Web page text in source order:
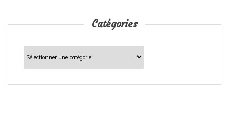
Catégories
Catégories